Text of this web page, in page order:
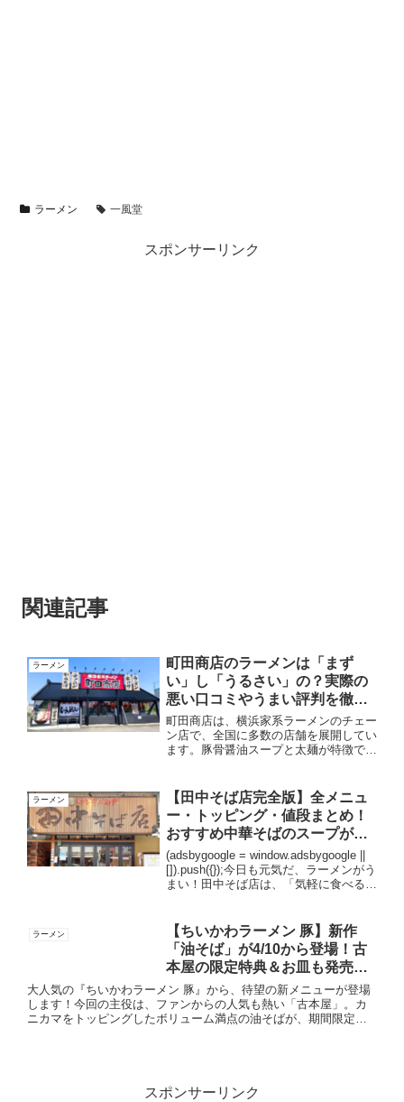
ラーメン 一風堂
スポンサーリンク
関連記事
ラーメン
町田商店のラーメンは「まず
い」し「うるさい」の？実際の
悪い口コミやうまい評判を徹底
調査！
町田商店は、横浜家系ラーメンのチェー
ン店で、全国に多数の店舗を展開してい
ます。豚骨醤油スープと太麺が特徴で、
けではなく、店内の雰囲気や接客にも力
を入れていて、活気のある...
ラーメン
【田中そば店完全版】全メニュ
ー・トッピング・値段まとめ！
おすすめ中華そばのスープがう
まい！
(adsbygoogle = window.adsbygoogle ||
[]).push({});今日も元気だ、ラーメンがう
まい！田中そば店は、「気軽に食べる田
き通っ...
ラーメン
【ちいかわラーメン 豚】新作
「油そば」が4/10から登場！古
本屋の限定特典＆お皿も発売決
定！
大人気の『ちいかわラーメン 豚』から、待望の新メニューが登場
します！今回の主役は、ファンからの人気も熱い「古本屋」。カ
ニカマをトッピングしたボリューム満点の油そばが、期間限定で
スポンサーリンク